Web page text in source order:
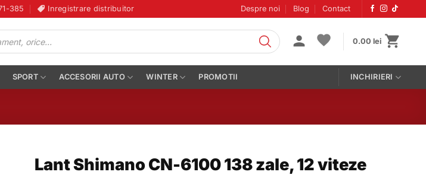
385 Inregistrare distribuitor Despre noi Blog Contact
0.00 lei
SPORT ACCESORII AUTO WINTER PROMOTII INCHIRIERI
Lant Shimano CN-6100 138 zale, 12 viteze